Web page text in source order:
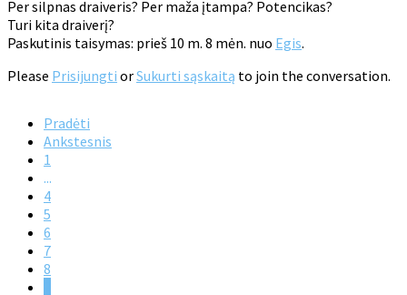
Per silpnas draiveris? Per maža įtampa? Potencikas?
Turi kita draiverį?
Paskutinis taisymas: prieš 10 m. 8 mėn. nuo Egis.
Please Prisijungti orSukurti sąskaitą to join the conversation.
Pradėti
Ankstesnis
1
...
4
5
6
7
8